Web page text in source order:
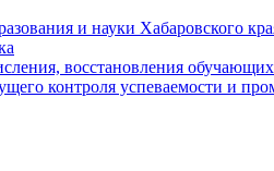
и науки Хабаровского
восстановления
контроля успеваемости и